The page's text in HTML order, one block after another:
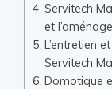
Servitech
et
L’entretien
Servitech
Domotique